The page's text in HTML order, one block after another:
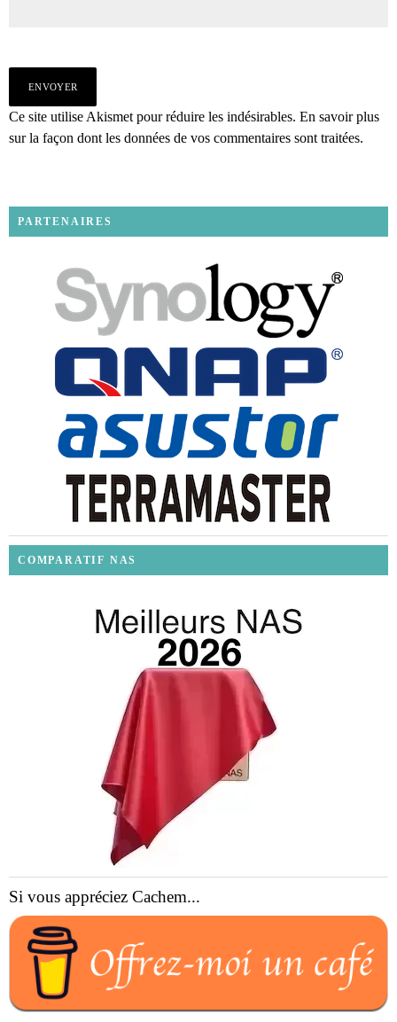
Ce site utilise Akismet pour réduire les indésirables. En savoir plus
sur la façon dont les données de vos commentaires sont traitées.
PARTENAIRES
COMPARATIF NAS
Si vous appréciez Cachem...